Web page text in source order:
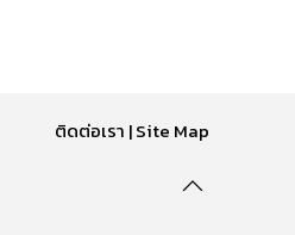
ติดต่อเรา |Site Map